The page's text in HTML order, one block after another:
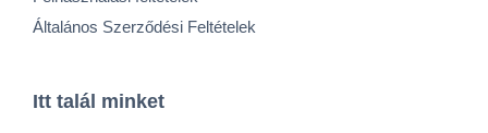
Általános Szerződési Feltételek
Itt talál minket